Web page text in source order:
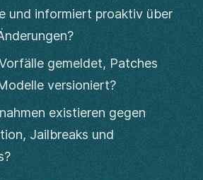
und informiert proaktiv über
gemeldet, Patches
versioniert?
existieren gegen
Jailbreaks und